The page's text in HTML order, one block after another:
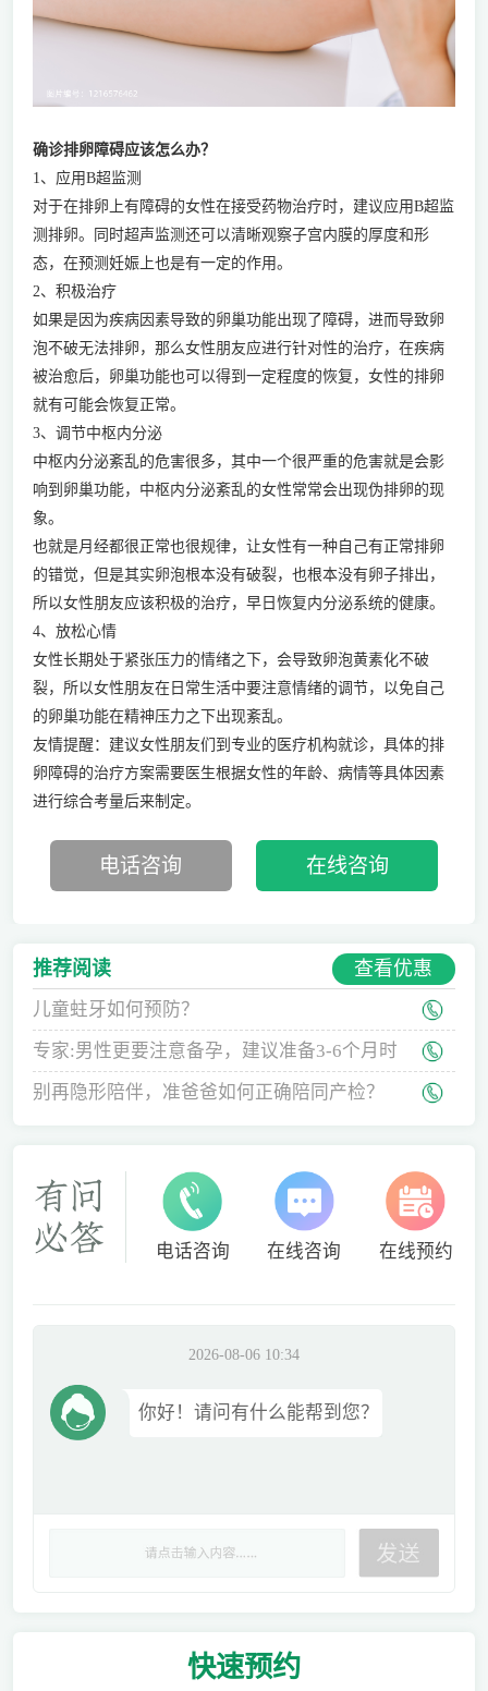
确诊排卵障碍应该怎么办？
1、应用B超监测
对于在排卵上有障碍的女性在接受药物治疗时，建议应用B超监
测排卵。同时超声监测还可以清晰观察子宫内膜的厚度和形
态，在预测妊娠上也是有一定的作用。
2、积极治疗
如果是因为疾病因素导致的卵巢功能出现了障碍，进而导致卵
泡不破无法排卵，那么女性朋友应进行针对性的治疗，在疾病
被治愈后，卵巢功能也可以得到一定程度的恢复，女性的排卵
就有可能会恢复正常。
3、调节中枢内分泌
中枢内分泌紊乱的危害很多，其中一个很严重的危害就是会影
响到卵巢功能，中枢内分泌紊乱的女性常常会出现伪排卵的现
象。
也就是月经都很正常也很规律，让女性有一种自己有正常排卵
的错觉，但是其实卵泡根本没有破裂，也根本没有卵子排出，
所以女性朋友应该积极的治疗，早日恢复内分泌系统的健康。
4、放松心情
女性长期处于紧张压力的情绪之下，会导致卵泡黄素化不破
裂，所以女性朋友在日常生活中要注意情绪的调节，以免自己
的卵巢功能在精神压力之下出现紊乱。
友情提醒：建议女性朋友们到专业的医疗机构就诊，具体的排
卵障碍的治疗方案需要医生根据女性的年龄、病情等具体因素
进行综合考量后来制定。
电话咨询 在线咨询
推荐阅读 查看优惠
儿童蛀牙如何预防？
专家:男性更要注意备孕，建议准备3-6个月时
间
别再隐形陪伴，准爸爸如何正确陪同产检？
电话咨询 在线咨询 在线预约
2026-08-06 10:34
你好！请问有什么能帮到您？
快速预约